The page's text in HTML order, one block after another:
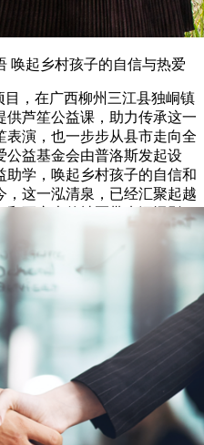
唤起乡村孩子的自信与热爱
目，在广西柳州三江县独峒镇
供芦笙公益课，助力传承这一
演，也一步步从县市走向全
公益基金会由普洛斯发起设
助学，唤起乡村孩子的自信和
这一泓清泉，已经汇聚起越
和更广大的社区带来深远影